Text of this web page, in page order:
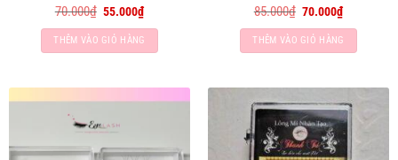
70.000₫ Giá
là:
70.000₫.
55.000₫Giá
hiện
tại
là:
55.000₫.
THÊM VÀO GIỎ HÀNG
85.000₫ Giá
là:
85.000₫.
70.000₫Giá
hiện
tại
là:
70.000₫.
THÊM VÀO GIỎ HÀNG